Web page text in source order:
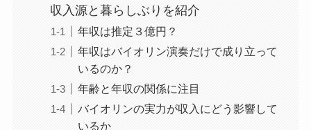
収入源と暮らしぶりを紹介
年収は推定３億円？
年収はバイオリン演奏だけで成り立って
いるのか？
年齢と年収の関係に注目
バイオリンの実力が収入にどう影響して
いるか